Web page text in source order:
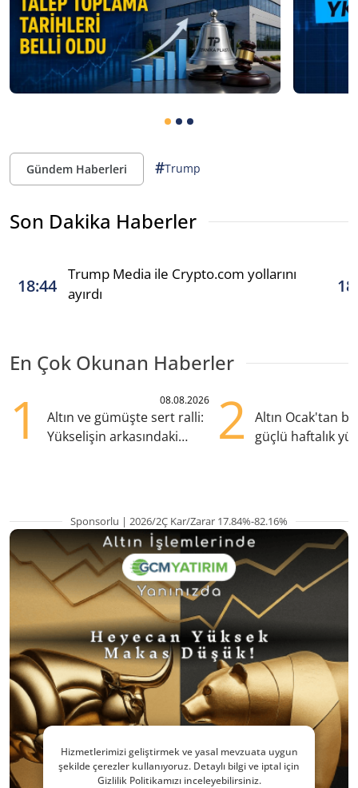
Gündem Haberleri #Trump
Son Dakika Haberler
18:44
Trump Media ile Crypto.com yollarını
ayırdı
En Çok Okunan Haberler
1 08.08.2026
Altın ve gümüşte sert ralli:
Yükselişin arkasındaki
2
Altın Ocak'tan
güçlü haftalık
Sponsorlu | 2026/2Ç Kar/Zarar 17.84%-82.16%
Hizmetlerimizi geliştirmek ve yasal mevzuata uygun
şekilde çerezler kullanıyoruz. Detaylı bilgi ve iptal için
Gizlilik Politikamızı inceleyebilirsiniz.